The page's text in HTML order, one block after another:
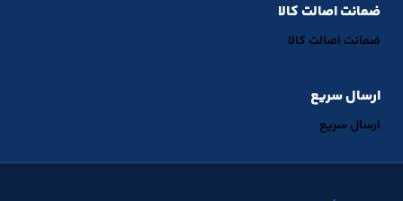
ضمانت اصالت کالا
ضمانت اصالت کالا
ارسال سریع
ارسال سریع